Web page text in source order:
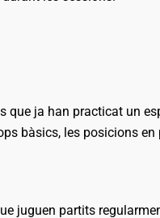
que ja han practicat un
bàsics, les posicions
juguen partits